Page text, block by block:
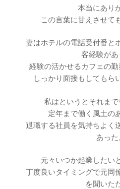
本当にあり
この言葉に甘えさせて
妻はホテルの電話受付番と
客経験があ
経験の活かせるカフェの
しっかり面接もしてもら
私はというとそれま
定年まで働く風土の
退職する社員を気持ちよく
あった
元々いつか起業したい
丁度良いタイミングで元同
を聞いた